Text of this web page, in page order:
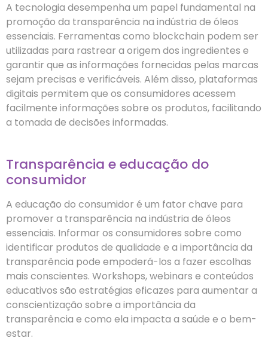
A tecnologia desempenha um papel fundamental na
promoção da transparência na indústria de óleos
essenciais. Ferramentas como blockchain podem ser
utilizadas para rastrear a origem dos ingredientes e
garantir que as informações fornecidas pelas marcas
sejam precisas e verificáveis. Além disso, plataformas
digitais permitem que os consumidores acessem
facilmente informações sobre os produtos, facilitando
a tomada de decisões informadas.
Transparência e educação do
consumidor
A educação do consumidor é um fator chave para
promover a transparência na indústria de óleos
essenciais. Informar os consumidores sobre como
identificar produtos de qualidade e a importância da
transparência pode empoderá-los a fazer escolhas
mais conscientes. Workshops, webinars e conteúdos
educativos são estratégias eficazes para aumentar a
conscientização sobre a importância da
transparência e como ela impacta a saúde e o bem-
estar.